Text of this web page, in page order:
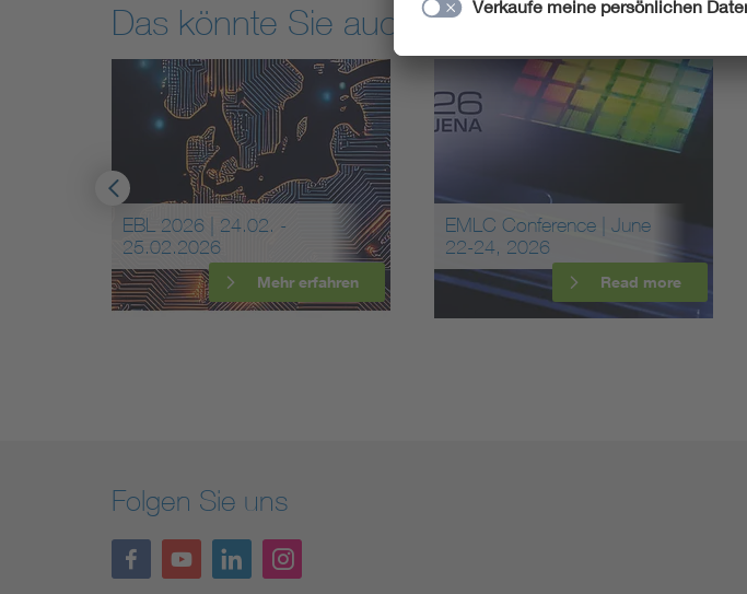
Das könnte Sie auch interessieren
EBL 2026 | 24.02. -
25.02.2026
Mehr erfahren
EMLC Conference | June
22-24, 2026
Read more
Folgen Sie uns